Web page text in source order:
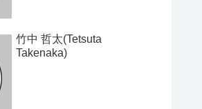
竹中 哲太(Tetsuta
Takenaka)